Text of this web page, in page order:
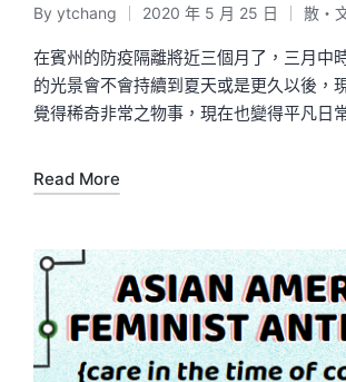
Posted
by
By ytchang 2020 年 5 月 25 日
in
散・
在賓州的防疫隔離將近三個月了，三月中
的光景會不會持續到夏天或是更久以後，
覺得稀奇非常之物事，現在也變得平凡日
Read More